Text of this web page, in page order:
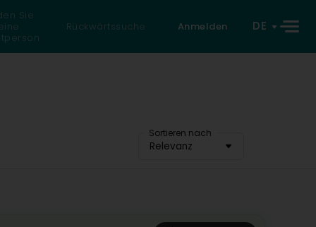
Sie
Rückwärtssuche Anmelden DE
Sortieren nach
Relevanz